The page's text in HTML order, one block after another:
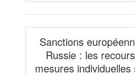
Sanctions
Russie : les
mesures